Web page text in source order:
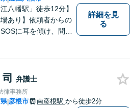
江八幡駅」徒歩12分】
場あり】依頼者からの
に耳を傾け、問題
さい。
詳細を見
る
弁護士
律事務所
|彦根市 南彦根駅 から徒歩2分